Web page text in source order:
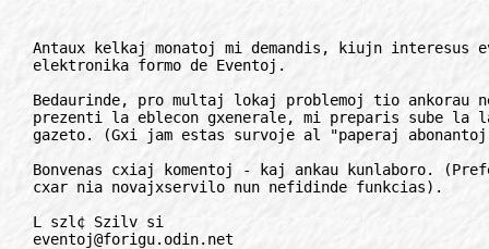
Antaux kelkaj monatoj mi demandis, kiujn interesus
elektronika formo de Eventoj.
Bedaurinde, pro multaj lokaj problemoj tio ankorau
prezenti la eblecon gxenerale, mi preparis sube la
gazeto. (Gxi jam estas survoje al "paperaj
Bonvenas cxiaj komentoj - kaj ankau kunlaboro.
cxar nia novajxservilo nun nefidinde funkcias).
L szl¢ Szilv si
eventoj@forigu.odin.net